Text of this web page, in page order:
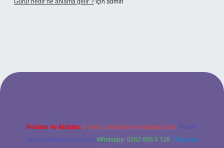
Gurur nedir ne anlama gelir ? için admin
ilbet yeni giriş adresi
Reklam ve İletişim: E-mail: backlinkpaneli@gmail.com Teams:
forumhizmeti@gmail.com Whatsapp: 0262 606 0 726 Telegram: